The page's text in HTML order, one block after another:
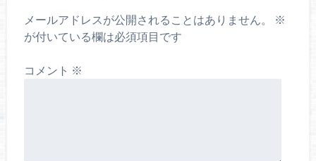
メールアドレスが公開されることはありません。
※
が付いている欄は必須項目です
コメント ※